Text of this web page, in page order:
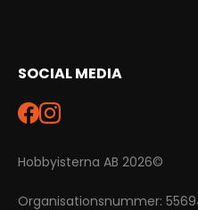
SOCIAL MEDIA
Hobbyisterna AB 2026©
Organisationsnummer: